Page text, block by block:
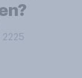
2225